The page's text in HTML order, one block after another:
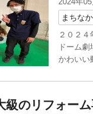
まちな
２０２
ドーム
かわいい
級のリフォー